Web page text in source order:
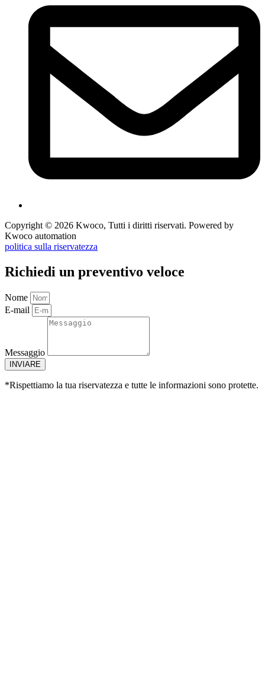
Copyright © 2026 Kwoco, Tutti i diritti riservati. Powered by
Kwoco automation
politica sulla riservatezza
Richiedi un preventivo veloce
Nome
E-mail
Messaggio
INVIARE
*Rispettiamo la tua riservatezza e tutte le informazioni sono protette.